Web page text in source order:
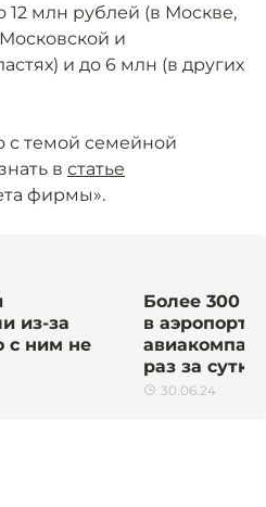
млн рублей (в Москве,
и
и до 6 млн (в других
с темой семейной
в статье
фирмы».
из-за
с ним не
Более 300
в аэропорту
раз за сутки
30.06.24